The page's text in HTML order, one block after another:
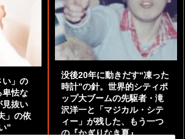
い」の
卑怯な
見抜い
」の依
”
没後20年に動きだす“凍った
時計”の針。世界的シティポ
ップ大ブームの先駆者・滝
沢洋一と「マジカル・シテ
ィー」が残した、もう一つ
の『かぎりなき夏』